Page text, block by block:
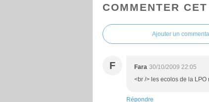
COMMENTER
Ajouter un
F Fara 30/10/2009 22:05
<br /> les ecolos de la LPO
Répondre